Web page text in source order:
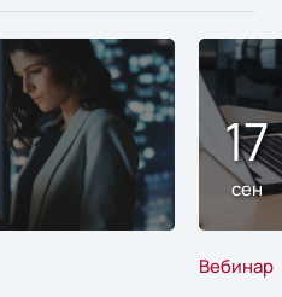
17
сен
Вебинар